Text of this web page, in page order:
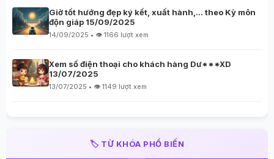
Giờ tốt hướng đẹp ký kết, xuất hành,… theo Kỳ môn
độn giáp 15/09/2025
14/09/2025 • 👁️ 1166 lượt xem
Xem số điện thoại cho khách hàng Dư***XD
13/07/2025
13/07/2025 • 👁️ 1149 lượt xem
🏷️ TỪ KHÓA PHỔ BIẾN